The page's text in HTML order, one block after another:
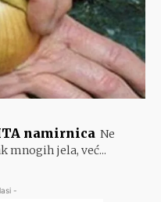
namirnica Ne
mnogih jela, već...
-